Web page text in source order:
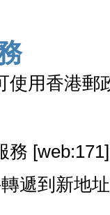
使用香港郵
遞到新地址